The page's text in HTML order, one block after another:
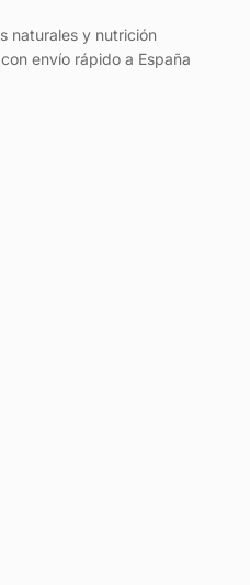
naturales y nutrición
envío rápido a España